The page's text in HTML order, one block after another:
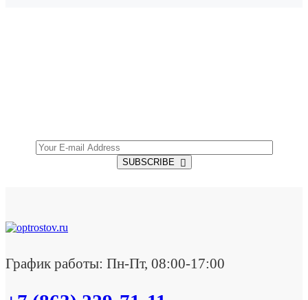
SUBSCRIBE
График работы: Пн-Пт, 08:00-17:00